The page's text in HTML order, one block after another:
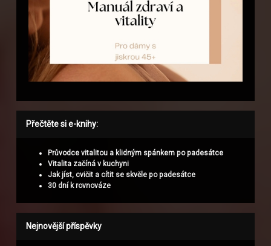
Přečtěte si e-knihy:
Průvodce vitalitou a klidným spánkem po padesátce
Vitalita začíná v kuchyni
Jak jíst, cvičit a cítit se skvěle po padesátce
30 dní k rovnováze
Nejnovější příspěvky